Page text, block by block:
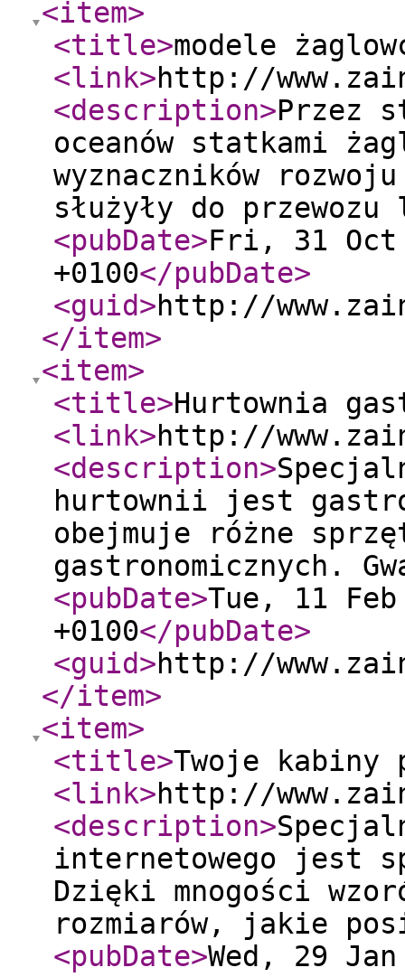
<item>
<title>modele
<link>http://
<description>Przez
oceanów statkami
wyznaczników
służyły do
<pubDate>Fri, 31 Oct
+0100</pubDate>
<guid>http://
</item>
<item>
<title>Hurtownia
<link>http://
<description>
hurtownii jest
obejmuje różne
gastronomicznych.
<pubDate>Tue, 11
+0100</pubDate>
<guid>http://
</item>
<item>
<title>Twoje kabiny
<link>http://
<description>
internetowego jest
Dzięki mnogości
rozmiarów, jakie
<pubDate>Wed, 29